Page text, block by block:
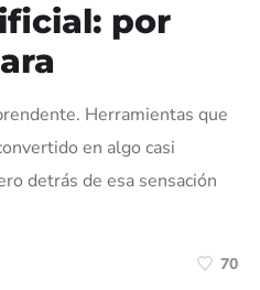
por
Herramientas que
en algo casi
detrás de esa sensación
70